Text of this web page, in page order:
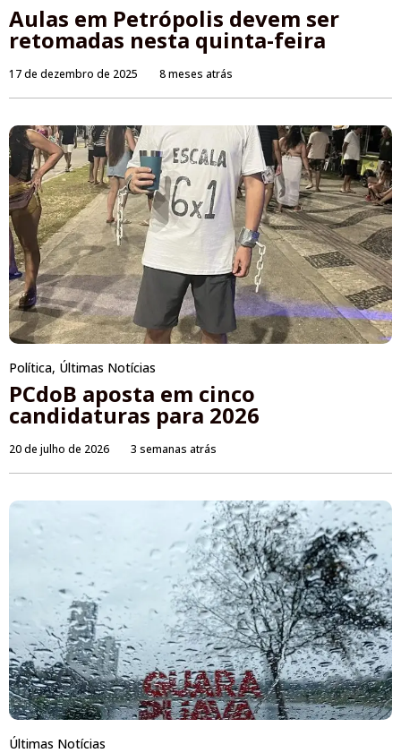
Aulas em Petrópolis devem ser
retomadas nesta quinta-feira
17 de dezembro de 2025 8 meses atrás
Política, Últimas Notícias
PCdoB aposta em cinco
candidaturas para 2026
20 de julho de 2026 3 semanas atrás
Últimas Notícias